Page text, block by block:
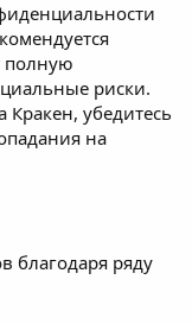
полную
риски.
убедитесь
на
благодаря ряду